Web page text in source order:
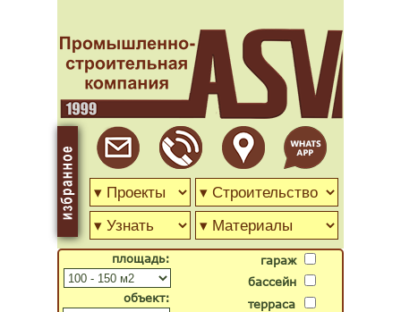
гараж
бассейн
терраса
объект:
площадь: